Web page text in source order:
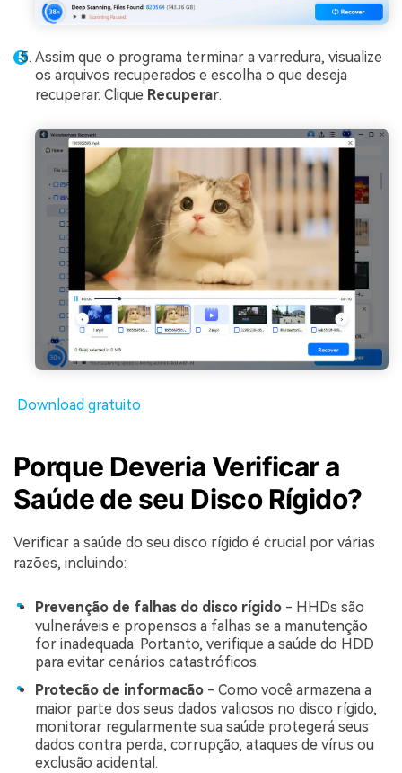
Assim que o programa terminar a varredura, visualize
os arquivos recuperados e escolha o que deseja
recuperar. Clique Recuperar.
Download gratuito
Porque Deveria Verificar a
Saúde de seu Disco Rígido?
Verificar a saúde do seu disco rígido é crucial por várias
razões, incluindo:
Prevenção de falhas do disco rígido - HHDs são
vulneráveis e propensos a falhas se a manutenção
for inadequada. Portanto, verifique a saúde do HDD
para evitar cenários catastróficos.
Protecão de informacão - Como você armazena a
maior parte dos seus dados valiosos no disco rígido,
monitorar regularmente sua saúde protegerá seus
dados contra perda, corrupção, ataques de vírus ou
exclusão acidental.